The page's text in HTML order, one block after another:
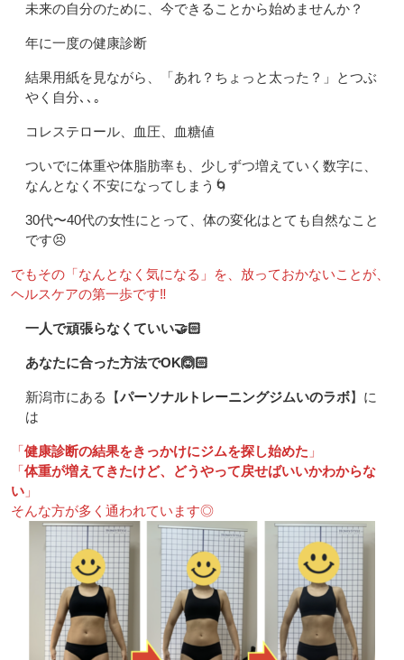
未来の自分のために、今できることから始めませんか？
年に一度の健康診断
結果用紙を見ながら、「あれ？ちょっと太った？」とつぶ
やく自分､､｡
コレステロール、血圧、血糖値
ついでに体重や体脂肪率も、少しずつ増えていく数字に、
なんとなく不安になってしまう🌀
30代〜40代の女性にとって、体の変化はとても自然なこと
です😣
でもその「なんとなく気になる」を、放っておかないことが、
ヘルスケアの第一歩です‼️
一人で頑張らなくていい🤝🏻
あなたに合った方法でOK🙆🏻
新潟市にある【パーソナルトレーニングジムいのラボ】に
は
「健康診断の結果をきっかけにジムを探し始めた 」
「体重が増えてきたけど、どうやって戻せばいいかわからな
い 」
そんな方が多く通われています◎